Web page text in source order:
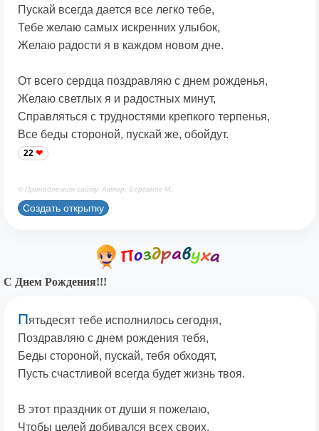
Пускай всегда дается все легко тебе,
Тебе желаю самых искренних улыбок,
Желаю радости я в каждом новом дне.
От всего сердца поздравляю с днем рожденья,
Желаю светлых я и радостных минут,
Справляться с трудностями крепкого терпенья,
Все беды стороной, пускай же, обойдут.
22
© Принадлежит сайту. Автор: Берсанов М.
Создать открытку
С Днем Рождения!!!
Пятьдесят тебе исполнилось сегодня,
Поздравляю с днем рождения тебя,
Беды стороной, пускай, тебя обходят,
Пусть счастливой всегда будет жизнь твоя.
В этот праздник от души я пожелаю,
Чтобы целей добивался всех своих,